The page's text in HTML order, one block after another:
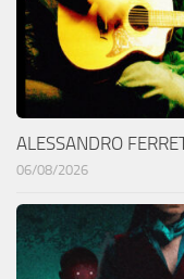
ALESSANDRO
06/08/2026